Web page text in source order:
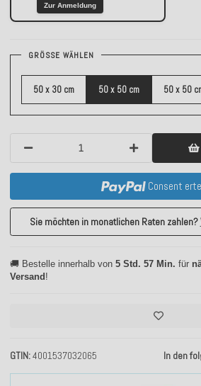
GTIN 4001537032065 In den
Zur Anmeldung
GRÖSSE WÄHLEN
50 x 30 cm 50 x 50 cm 50 x 50
Consent
Sie möchten in monatlichen Raten zahlen?
🚚 Bestelle innerhalb von 5 Std. 57 Min. für
Versand !